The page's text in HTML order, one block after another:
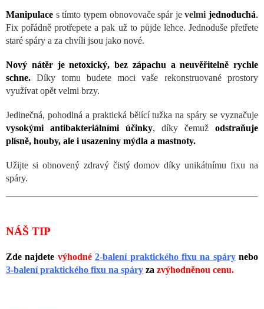
Manipulace s tímto typem obnovovače spár jevelmi jednoduchá.
Fix pořádně protřepete a pak už to půjde lehce. Jednoduše přetřete
staré spáry a za chvíli jsou jako nové.
Nový nátěr je netoxický, bez zápachu a neuvěřitelně rychle
schne. Díky tomu budete moci vaše rekonstruované prostory
využívat opět velmi brzy.
Jedinečná, pohodlná a praktická bělící tužka na spáry se vyznačuje
vysokými antibakteriálními účinky, díky čemuž odstraňuje
plísně, houby, ale i usazeniny mýdla a mastnoty.
Užijte si obnovený zdravý čistý domov díky unikátnímu fixu na
spáry.
NÁŠ TIP
Zde najdete výhodné 2-balení praktického fixu na spárynebo
3-balení praktického fixu na spáry za zvýhodněnou cenu.